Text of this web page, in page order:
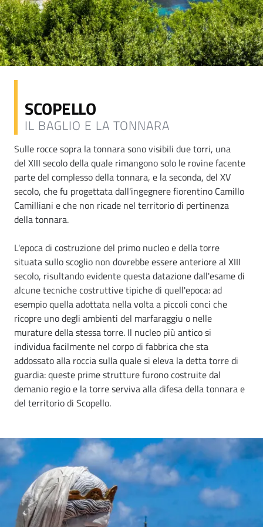
SCOPELLO
IL BAGLIO E LA TONNARA
Sulle rocce sopra la tonnara sono visibili due torri, una
del XIII secolo della quale rimangono solo le rovine facente
parte del complesso della tonnara, e la seconda, del XV
secolo, che fu progettata dall'ingegnere fiorentino Camillo
Camilliani e che non ricade nel territorio di pertinenza
della tonnara.
L'epoca di costruzione del primo nucleo e della torre
situata sullo scoglio non dovrebbe essere anteriore al XIII
secolo, risultando evidente questa datazione dall'esame di
alcune tecniche costruttive tipiche di quell'epoca: ad
esempio quella adottata nella volta a piccoli conci che
ricopre uno degli ambienti del marfaraggiu o nelle
murature della stessa torre. Il nucleo più antico si
individua facilmente nel corpo di fabbrica che sta
addossato alla roccia sulla quale si eleva la detta torre di
guardia: queste prime strutture furono costruite dal
demanio regio e la torre serviva alla difesa della tonnara e
del territorio di Scopello.